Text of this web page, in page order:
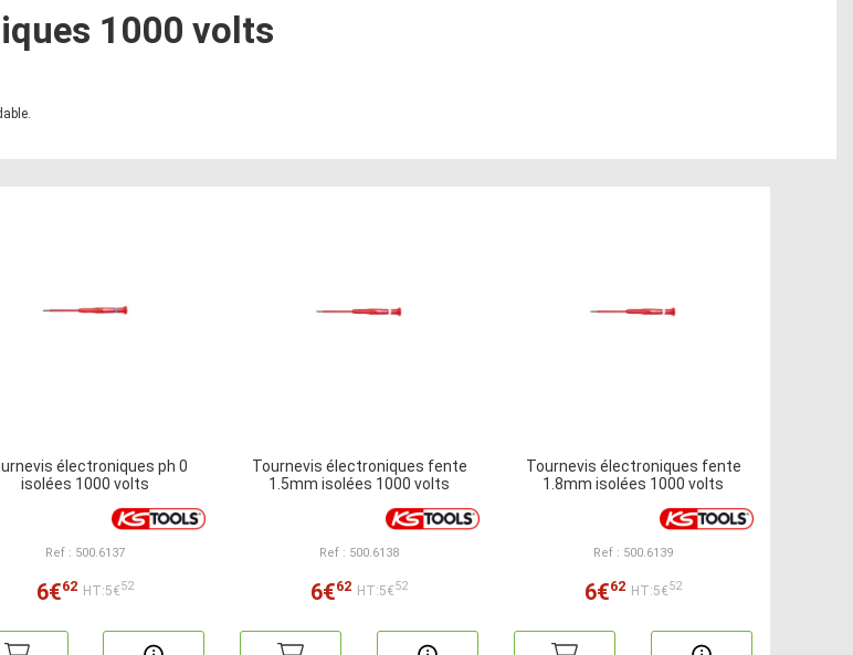
1000 volts
électroniques ph 0
isolées 1000 volts
Ref : 500.6137
6€62 HT:5€52
Tournevis électroniques fente
1.5mm isolées 1000 volts
Ref : 500.6138
6€62 HT:5€52
Tournevis électroniques fente
1.8mm isolées 1000 volts
Ref : 500.6139
6€62 HT:5€52